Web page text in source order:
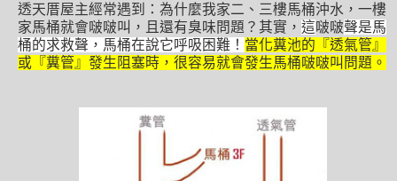
透天厝屋主經常遇到：為什麼我家二、三樓馬桶沖水，一樓
家馬桶就會啵啵叫，且還有臭味問題？其實， 這啵啵聲是馬
桶的求救聲，馬桶在說它呼吸困難！ 當化糞池的『透氣管』
或『糞管』發生阻塞時，很容易就會發生馬桶啵啵叫問題。